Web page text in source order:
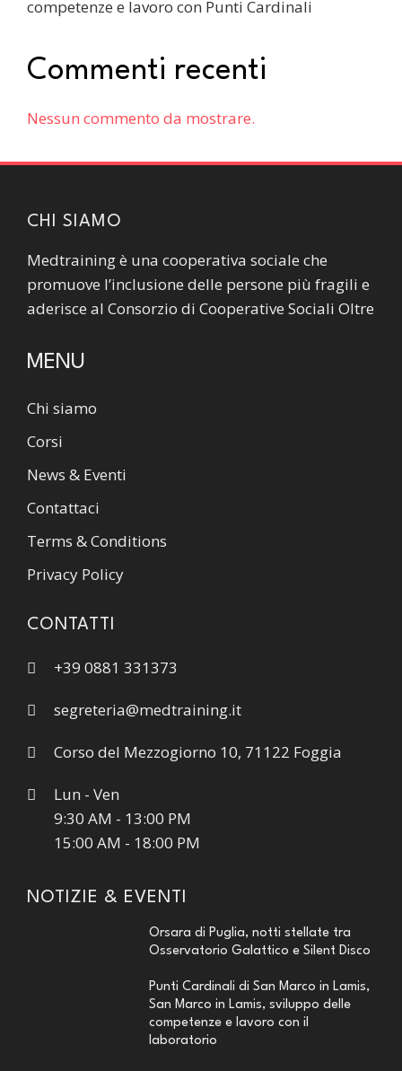
competenze e lavoro con Punti Cardinali
Commenti recenti
Nessun commento da mostrare.
CHI SIAMO
Medtraining è una cooperativa sociale che
promuove l’inclusione delle persone più fragili e
aderisce al Consorzio di Cooperative Sociali Oltre
MENU
Chi siamo
Corsi
News & Eventi
Contattaci
Terms & Conditions
Privacy Policy
CONTATTI
+39 0881 331373
segreteria@medtraining.it
Corso del Mezzogiorno 10, 71122 Foggia
Lun - Ven
9:30 AM - 13:00 PM
15:00 AM - 18:00 PM
NOTIZIE & EVENTI
Orsara di Puglia, notti stellate tra
Osservatorio Galattico e Silent Disco
Punti Cardinali di San Marco in Lamis,
San Marco in Lamis, sviluppo delle
competenze e lavoro con il
laboratorio